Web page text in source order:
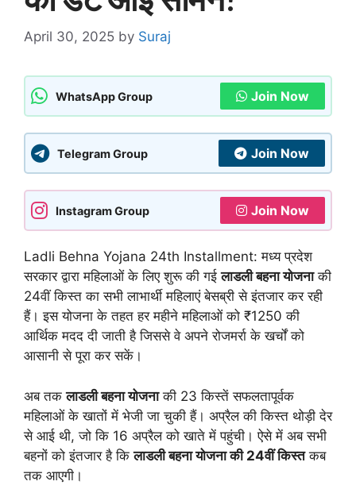
April 30, 2025 by Suraj
WhatsApp Group Join Now
Telegram Group Join Now
Instagram Group Join Now
Ladli Behna Yojana 24th Installment: मध्य प्रदेश
सरकार द्वारा महिलाओं के लिए शुरू की गईलाडली बहना योजनाकी
24वीं किस्त का सभी लाभार्थी महिलाएं बेसब्री से इंतजार कर रही
हैं। इस योजना के तहत हर महीने महिलाओं को ₹1250 की
आर्थिक मदद दी जाती है जिससे वे अपने रोजमर्रा के खर्चों को
आसानी से पूरा कर सकें।
अब तकलाडली बहना योजनाकी 23 किस्तें सफलतापूर्वक
महिलाओं के खातों में भेजी जा चुकी हैं। अप्रैल की किस्त थोड़ी देर
से आई थी, जो कि 16 अप्रैल को खाते में पहुंची। ऐसे में अब सभी
बहनों को इंतजार है किलाडली बहना योजना की 24वीं किस्तकब
तक आएगी।